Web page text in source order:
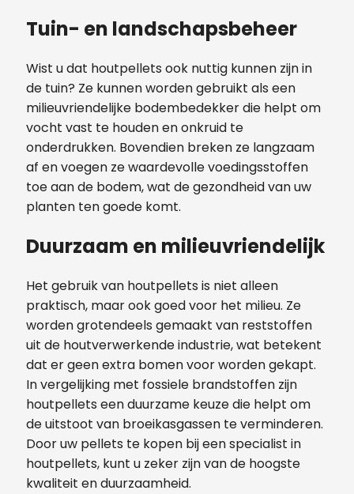
Tuin- en landschapsbeheer
Wist u dat houtpellets ook nuttig kunnen zijn in
de tuin? Ze kunnen worden gebruikt als een
milieuvriendelijke bodembedekker die helpt om
vocht vast te houden en onkruid te
onderdrukken. Bovendien breken ze langzaam
af en voegen ze waardevolle voedingsstoffen
toe aan de bodem, wat de gezondheid van uw
planten ten goede komt.
Duurzaam en milieuvriendelijk
Het gebruik van houtpellets is niet alleen
praktisch, maar ook goed voor het milieu. Ze
worden grotendeels gemaakt van reststoffen
uit de houtverwerkende industrie, wat betekent
dat er geen extra bomen voor worden gekapt.
In vergelijking met fossiele brandstoffen zijn
houtpellets een duurzame keuze die helpt om
de uitstoot van broeikasgassen te verminderen.
Door uw pellets te kopen bij een specialist in
houtpellets, kunt u zeker zijn van de hoogste
kwaliteit en duurzaamheid.